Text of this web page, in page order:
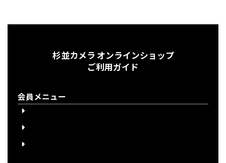
杉並カメラ オンラインショップ
ご利用ガイド
会員メニュー